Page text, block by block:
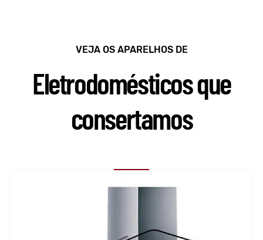
VEJA OS APARELHOS DE
Eletrodomésticos que
consertamos